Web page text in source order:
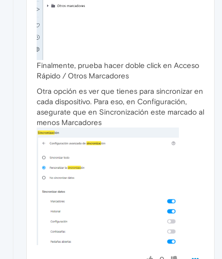
Finalmente, prueba hacer doble click en Acceso
Rápido / Otros Marcadores
Otra opción es ver que tienes para sincronizar en
cada dispositivo. Para eso, en Configuración,
asegurate que en Sincronización este marcado al
menos Marcadores